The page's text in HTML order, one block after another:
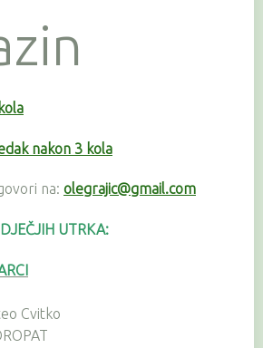
nakon 3 kola
na: olegrajic@gmail.com
UTRKA:
Cvitko